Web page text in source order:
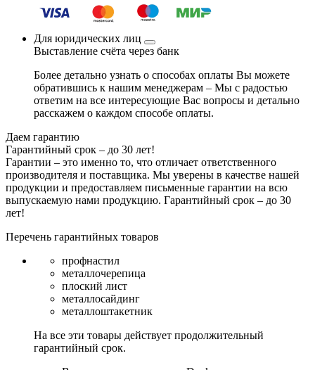
Для юридических лиц
Выставление счёта через банк
Более детально узнать о способах оплаты Вы можете
обратившись к нашим менеджерам – Мы с радостью
ответим на все интересующие Вас вопросы и детально
расскажем о каждом способе оплаты.
Даем гарантию
Гарантийный срок – до 30 лет!
Гарантии – это именно то, что отличает ответственного
производителя и поставщика. Мы уверены в качестве нашей
продукции и предоставляем письменные гарантии на всю
выпускаемую нами продукцию. Гарантийный срок – до 30
лет!
Перечень гарантийных товаров
профнастил
металлочерепица
плоский лист
металлосайдинг
металлоштакетник
На все эти товары действует продолжительный
гарантийный срок.